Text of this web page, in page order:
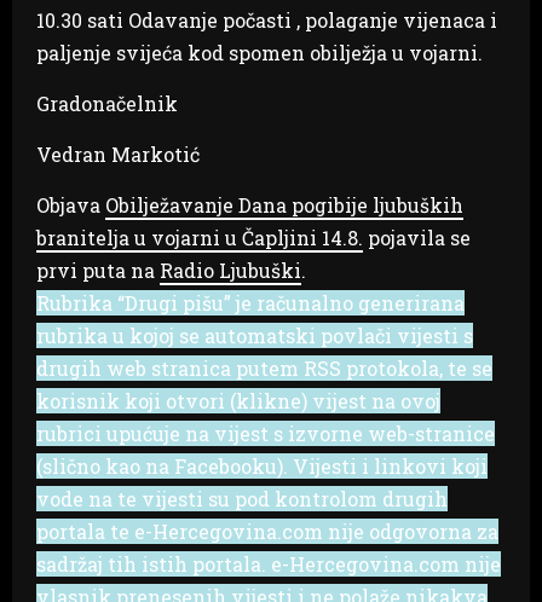
10.30 sati Odavanje počasti , polaganje vijenaca i
paljenje svijeća kod spomen obilježja u vojarni.
Gradonačelnik
Vedran Markotić
Objava Obilježavanje Dana pogibije ljubuških
branitelja u vojarni u Čapljini 14.8. pojavila se
prvi puta na Radio Ljubuški.
Rubrika “Drugi pišu” je računalno generirana
rubrika u kojoj se automatski povlači vijesti s
drugih web stranica putem RSS protokola, te se
korisnik koji otvori (klikne) vijest na ovoj
rubrici upućuje na vijest s izvorne web-stranice
(slično kao na Facebooku). Vijesti i linkovi koji
vode na te vijesti su pod kontrolom drugih
portala te e-Hercegovina.com nije odgovorna za
sadržaj tih istih portala. e-Hercegovina.com nije
vlasnik prenesenih vijesti i ne polaže nikakva